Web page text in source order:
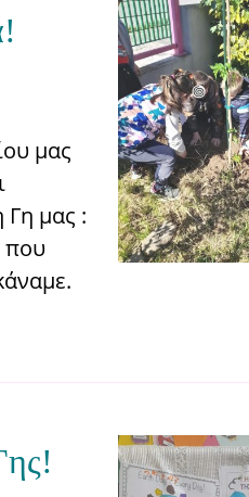
μας
Γη μας :
που